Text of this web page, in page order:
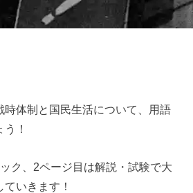
時体制と国民生活について、用語
！
ク、2ページ目は解説・試験で大
いきます！